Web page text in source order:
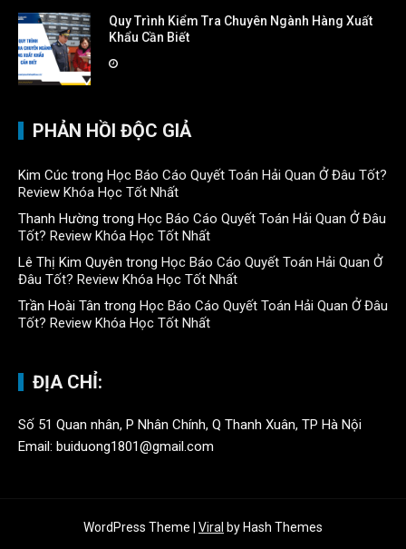
Quy Trình Kiểm Tra Chuyên Ngành Hàng Xuất
Khẩu Cần Biết
PHẢN HỒI ĐỘC GIẢ
Kim Cúc trong Học Báo Cáo Quyết Toán Hải Quan Ở Đâu Tốt?
Review Khóa Học Tốt Nhất
Thanh Hường trong Học Báo Cáo Quyết Toán Hải Quan Ở Đâu
Tốt? Review Khóa Học Tốt Nhất
Lê Thị Kim Quyên trong Học Báo Cáo Quyết Toán Hải Quan Ở
Đâu Tốt? Review Khóa Học Tốt Nhất
Trần Hoài Tân trong Học Báo Cáo Quyết Toán Hải Quan Ở Đâu
Tốt? Review Khóa Học Tốt Nhất
ĐỊA CHỈ:
Số 51 Quan nhân, P Nhân Chính, Q Thanh Xuân, TP Hà Nội
Email: buiduong1801@gmail.com
WordPress Theme Viral by Hash Themes